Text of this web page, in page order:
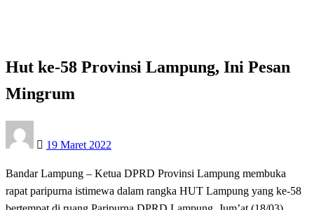
Hut ke-58 Provinsi Lampung, Ini Pesan
Mingrum
on
19 Maret 2022
Bandar Lampung – Ketua DPRD Provinsi Lampung membuka
rapat paripurna istimewa dalam rangka HUT Lampung yang ke-58